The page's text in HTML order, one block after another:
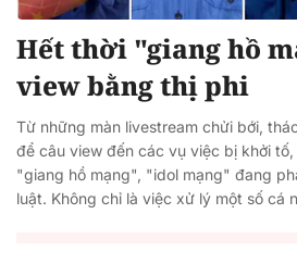
Hết thời "giang hồ
view bằng thị phi
Từ những màn livestream chửi bới,
để câu view đến các vụ việc bị khởi
"giang hồ mạng", "idol mạng" đang
luật. Không chỉ là việc xử lý một số cá